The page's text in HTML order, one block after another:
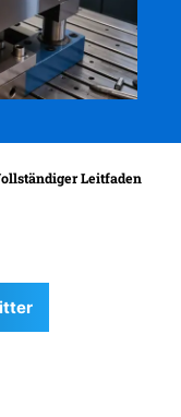
Leitfaden